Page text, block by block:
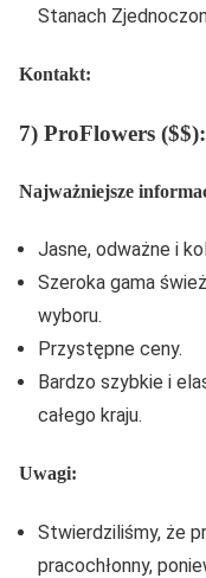
Stanach
Kontakt:
7) ProFlowers
Najważniejsze
Jasne, odważne i
Szeroka gama
wyboru.
Przystępne ceny.
Bardzo szybkie i
całego kraju.
Uwagi:
Stwierdziliśmy, że
pracochłonny,